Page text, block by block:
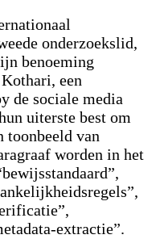
onderzoekslid,
benoeming
een
de sociale media
uiterste best om
toonbeeld van
worden in het
extractie”.